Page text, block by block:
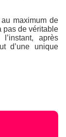
maximum de
pas de véritable
après
d’une unique